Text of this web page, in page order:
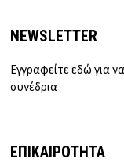
NEWSLETTER
Εγγραφείτε εδώ για
συνέδρια
ΕΠΙΚΑΙΡΟΤΗΤΑ